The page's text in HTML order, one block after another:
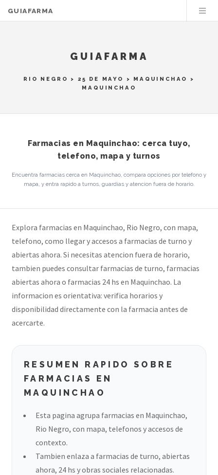
GUIAFARMA
GUIAFARMA
RIO NEGRO > 25 DE MAYO > MAQUINCHAO
>
MAQUINCHAO
Farmacias en Maquinchao: cerca tuyo,
telefono, mapa y turnos
Encuentra farmacias cerca en Maquinchao, compara opciones por telefono y
mapa, y entra rapido a turnos, guardias y atencion fuera de horario.
Explora farmacias en Maquinchao, Rio Negro, con mapa,
telefono, como llegar y accesos a farmacias de turno y
abiertas ahora. Si necesitas atencion fuera de horario,
tambien puedes consultar farmacias de turno, farmacias
abiertas ahora o farmacias 24 hs en Maquinchao. La
informacion es orientativa: verifica horarios y
disponibilidad directamente con la farmacia antes de
acercarte.
RESUMEN RAPIDO SOBRE
FARMACIAS EN
MAQUINCHAO
Esta pagina agrupa farmacias en Maquinchao,
Rio Negro, con mapa, telefonos y accesos de
contexto.
Tambien enlaza a farmacias de turno, abiertas
ahora, 24 hs y obras sociales relacionadas.